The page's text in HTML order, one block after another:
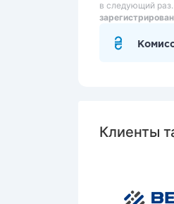
в следующий раз.
Клиенты